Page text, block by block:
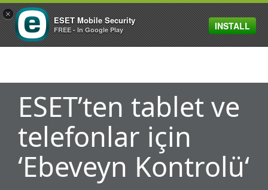
MENU
ESET’ten tablet ve
telefonlar için
‘Ebeveyn Kontrolü‘
×
ESET Mobile Security
FREE - In Google Play INSTALL